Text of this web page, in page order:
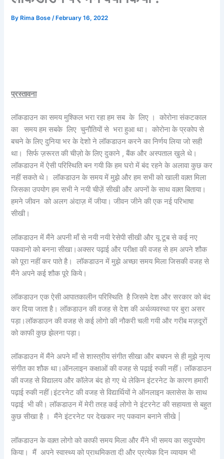
By Rima Bose/ February 16, 2022
प्रस्तावना
लॉकडाउन का समय मुश्किल भरा रहा हम सब के लिए । कोरोना संकटकाल
का समय हम सबके लिए चुनौतियों से भरा हुआ था। कोरोना के प्रकोप से
बचने के लिए दुनिया भर के देशो ने लॉकडाउन करने का निर्णय लिया जो सही
था। सिर्फ ज़रूरत की चीज़ो के लिए दुकाने , बैंक और अस्पताल खुले थे।
लॉकडाउन में ऐसी परिस्थिति बन गयी कि हम घरो में बंद रहने के अलावा कुछ कर
नहीं सकते थे। लॉकडाउन के समय में मुझे और हम सभी को खाली वक़्त मिला
जिसका उपयोग हम सभी ने नयी चीज़ें सीखी और अपनों के साथ वक़्त बिताया।
हमने जीवन को अलग अंदाज़ में जीया। जीवन जीने की एक नई परिभाषा
सीखी।
लॉकडाउन में मैंने अपनी माँ से नयी नयी रेसेपी सीखी और यू टूब से कई नए
पकवानो को बनना सीखा।अक्सर पढ़ाई और परीक्षा की वजह से हम अपने शौक
को पूरा नहीं कर पाते है। लॉकडाउन में मुझे अच्छा समय मिला जिसकी वजह से
मैंने अपने कई शौक पूरे किये।
लॉकडाउन एक ऐसी आपातकालीन परिस्थिति है जिसमे देश और सरकार को बंद
कर दिया जाता है। लॉकडाउन की वजह से देश की अर्थव्यवस्था पर बुरा असर
पड़ा।लॉकडाउन की वजह से कई लोगो की नौकरी चली गयी और गरीब मज़दूरों
को काफी कुछ झेलना पड़ा।
लॉकडाउन में मैंने अपने माँ से शास्त्रीय संगीत सीखा और बचपन से ही मुझे नृत्य
संगीत का शौक था।ऑनलाइन कक्षाओं की वजह से पढ़ाई रुकी नहीं। लॉकडाउन
की वजह से विद्यालय और कॉलेज बंद हो गए थे लेकिन इंटरनेट के कारण हमारी
पढ़ाई रुकी नहीं।इंटरनेट की वजह से विद्यार्थियों ने ऑनलाइन क्लासेस के साथ
पढ़ाई भी की। लॉकडाउन में मेरी तरह कई लोगो ने इंटरनेट की सहायता से बहुत
कुछ सीखा है । मैंने इंटरनेट पर देखकर नए पकवान बनाने सीखे |
लॉकडाउन के वक़्त लोगो को काफी समय मिला और मैंने भी समय का सदुपयोग
किया। मैं अपने स्वास्थ्य को प्राथमिकता दी और प्रत्येक दिन व्यायाम भी